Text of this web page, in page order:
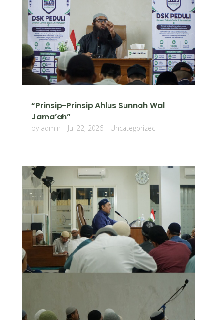
“Prinsip-Prinsip Ahlus Sunnah Wal
Jama’ah”
by admin | Jul 22, 2026| Uncategorized